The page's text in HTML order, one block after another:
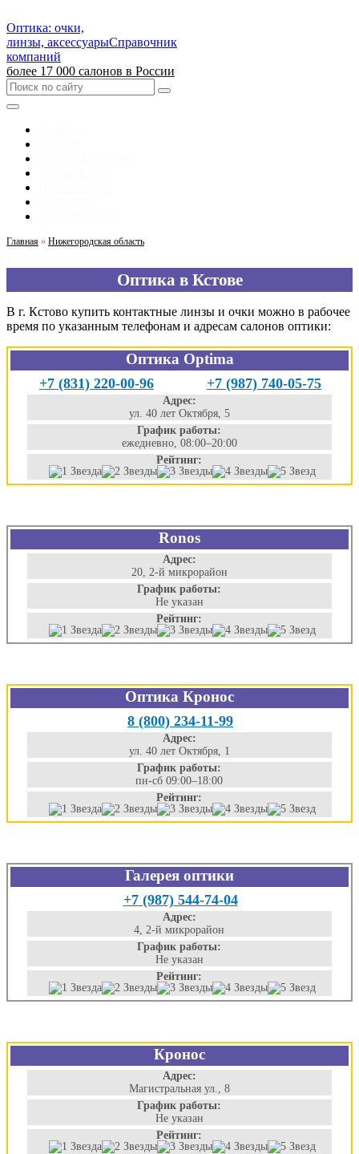
Оптика: очки,
линзы, аксессуарыСправочник
компаний
более 17 000 салонов в России
Главная » Нижегородская область
Оптика в Кстове
В г. Кстово купить контактные линзы и очки можно в рабочее
время по указанным телефонам и адресам салонов оптики:
Оптика Optima
+7 (831) 220-00-96 +7 (987) 740-05-75
Адрес:
ул. 40 лет Октября, 5
График работы:
ежедневно, 08:00–20:00
Рейтинг:
Ronos
Адрес:
20, 2-й микрорайон
График работы:
Не указан
Рейтинг:
Оптика Кронос
8 (800) 234-11-99
Адрес:
ул. 40 лет Октября, 1
График работы:
пн-сб 09:00–18:00
Рейтинг:
Галерея оптики
+7 (987) 544-74-04
Адрес:
4, 2-й микрорайон
График работы:
Не указан
Рейтинг:
Кронос
Адрес:
Магистральная ул., 8
График работы:
Не указан
Рейтинг: